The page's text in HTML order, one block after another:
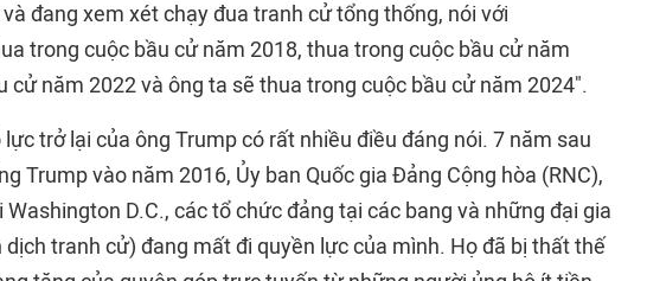
đang xem xét chạy đua tranh cử tổng thống, nói với
trong cuộc bầu cử năm 2018, thua trong cuộc bầu cử năm
cử năm 2022 và ông ta sẽ thua trong cuộc bầu cử năm 2024".
trở lại của ông Trump có rất nhiều điều đáng nói. 7 năm sau
Trump vào năm 2016, Ủy ban Quốc gia Đảng Cộng hòa (RNC),
D.C., các tổ chức đảng tại các bang và những đại gia
tranh cử) đang mất đi quyền lực của mình. Họ đã bị thất thế